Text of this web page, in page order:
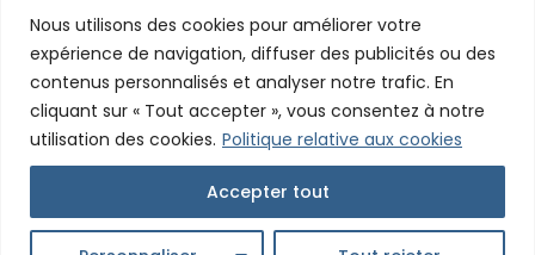
Nous utilisons des cookies pour améliorer votre
expérience de navigation, diffuser des publicités ou des
contenus personnalisés et analyser notre trafic. En
cliquant sur « Tout accepter », vous consentez à notre
utilisation des cookies. Politique relative aux cookies
Accepter tout
Couverture - Charpente - Zinguerie
ZONE D’INTERVENTION
Draguignan – Les Arcs – Lorgues – Le Muy – Trans-en-Provence –
Flayosc – Vidauban – Taradeau – Figanières – Callas – Montferrat
Tourtour – Le Cannet-des-Maures – Le Luc – Gonfaron – Puget-
sur-Argens – Roquebrune-sur-Argens – Fréjus – Saint-Raphaël –
La Motte